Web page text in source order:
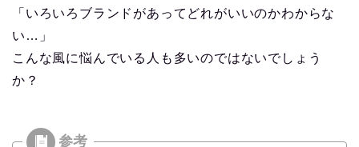
「いろいろブランドがあってどれがいいのかわからな
い…」
こんな風に悩んでいる人も多いのではないでしょう
か？